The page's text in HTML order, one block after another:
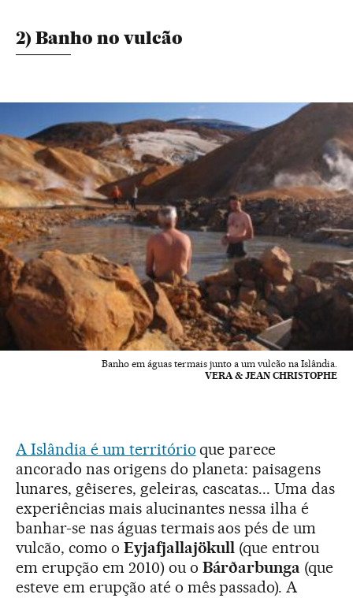
2) Banho no vulcão
Banho em águas termais junto a um vulcão na Islândia.
VERA & JEAN CHRISTOPHE
A Islândia é um território que parece
ancorado nas origens do planeta: paisagens
lunares, gêiseres, geleiras, cascatas... Uma das
experiências mais alucinantes nessa ilha é
banhar-se nas águas termais aos pés de um
vulcão, como o Eyjafjallajökull (que entrou
em erupção em 2010) ou o Bárðarbunga (que
esteve em erupção até o mês passado). A